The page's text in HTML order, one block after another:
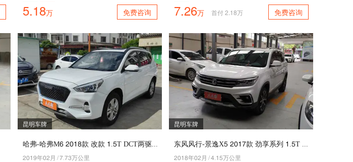
5.18万 免费咨询 7.26万 首付2.18万 免费咨询
昆明车牌
5048年05月 /6.63万公里
昆明车牌
5049年05月 /7.41万公里